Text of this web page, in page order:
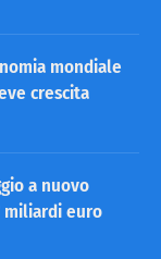
mondiale
crescita
a nuovo
miliardi euro